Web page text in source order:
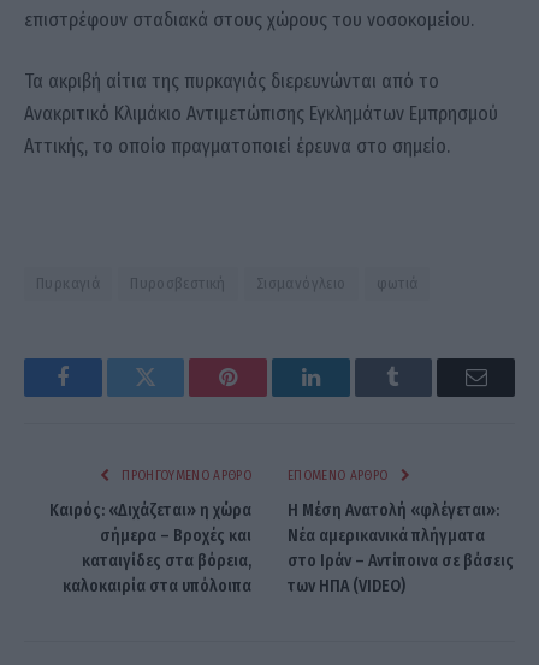
επιστρέφουν σταδιακά στους χώρους του νοσοκομείου.
Τα ακριβή αίτια της πυρκαγιάς διερευνώνται από το
Ανακριτικό Κλιμάκιο Αντιμετώπισης Εγκλημάτων Εμπρησμού
Αττικής, το οποίο πραγματοποιεί έρευνα στο σημείο.
Πυρκαγιά Πυροσβεστική Σισμανόγλειο φωτιά
FacebookTwitter Pinterest LinkedInTumblr Email
ΠΡΟΗΓΟΎΜΕΝΟ ΆΡΘΡΟ
Καιρός: «Διχάζεται» η χώρα
σήμερα – Βροχές και
καταιγίδες στα βόρεια,
καλοκαιρία στα υπόλοιπα
ΕΠΌΜΕΝΟ ΆΡΘΡΟ
H Μέση Ανατολή «φλέγεται»:
Νέα αμερικανικά πλήγματα
στο Ιράν – Αντίποινα σε βάσεις
των ΗΠΑ (VIDEO)